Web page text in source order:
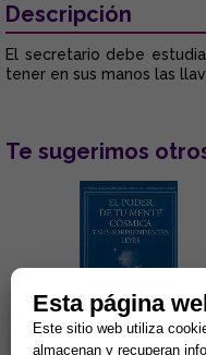
Descripción
El secretario debe
tener en sus manos las
Te sugerimos
Esta página
Este sitio web utiliza
almacenan y recuperan